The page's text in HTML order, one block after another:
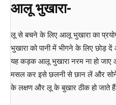
आलू भुखारा-
लू से बचने के लिए आलू भुखारा का
भुखारा को पानी में भीगने के लिए
यह कड़क आलू भुखारा नरम ना हो जाए
मसल कर इसे छलनी से छान लें और
के लक्षण और लू के बुखार ठीक हो जाते